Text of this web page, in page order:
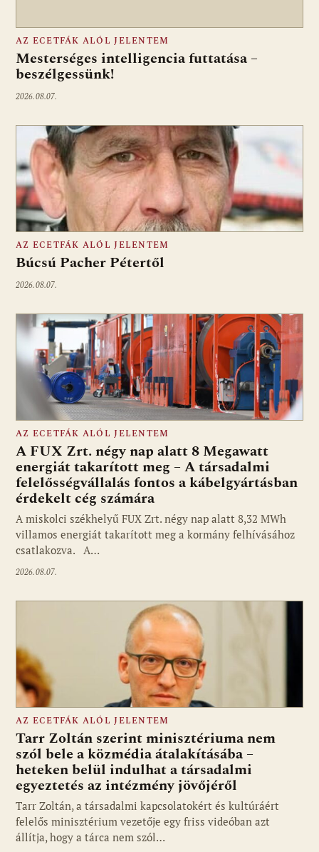
AZ ECETFÁK ALÓL JELENTEM
Mesterséges intelligencia futtatása –
beszélgessünk!
2026.08.07.
AZ ECETFÁK ALÓL JELENTEM
Búcsú Pacher Pétertől
2026.08.07.
AZ ECETFÁK ALÓL JELENTEM
A FUX Zrt. négy nap alatt 8 Megawatt
energiát takarított meg – A társadalmi
felelősségvállalás fontos a kábelgyártásban
érdekelt cég számára
A miskolci székhelyű FUX Zrt. négy nap alatt 8,32 MWh
villamos energiát takarított meg a kormány felhívásához
csatlakozva. A…
2026.08.07.
Fotó: media1.hu
AZ ECETFÁK ALÓL JELENTEM
Tarr Zoltán szerint minisztériuma nem
szól bele a közmédia átalakításába –
heteken belül indulhat a társadalmi
egyeztetés az intézmény jövőjéről
Tarr Zoltán, a társadalmi kapcsolatokért és kultúráért
felelős minisztérium vezetője egy friss videóban azt
állítja, hogy a tárca nem szól…